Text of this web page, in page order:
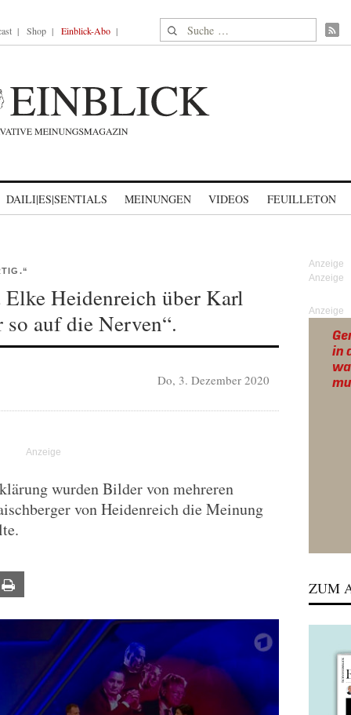
Shop Einblick-Abo Suche nach:
DAILI|ES|SENTIALS MEINUNGEN VIDEOS FEUILLETON
Heidenreich über Karl
auf die Nerven“.
Do, 3. Dezember 2020
wurden Bilder von mehreren
von Heidenreich die Meinung
Anzeige
ZUM